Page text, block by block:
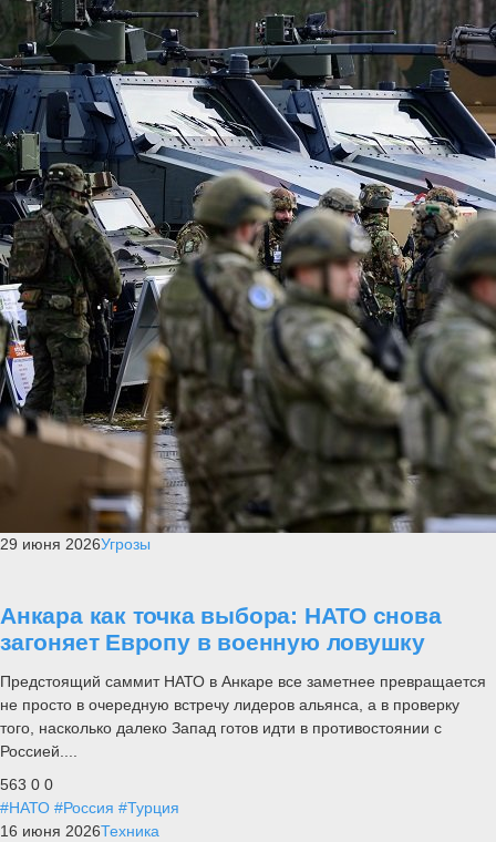
29 июня 2026Угрозы
Анкара как точка выбора: НАТО снова
загоняет Европу в военную ловушку
Предстоящий саммит НАТО в Анкаре все заметнее превращается
не просто в очередную встречу лидеров альянса, а в проверку
того, насколько далеко Запад готов идти в противостоянии с
Россией....
563 0 0
#НАТО #Россия #Турция
16 июня 2026Техника